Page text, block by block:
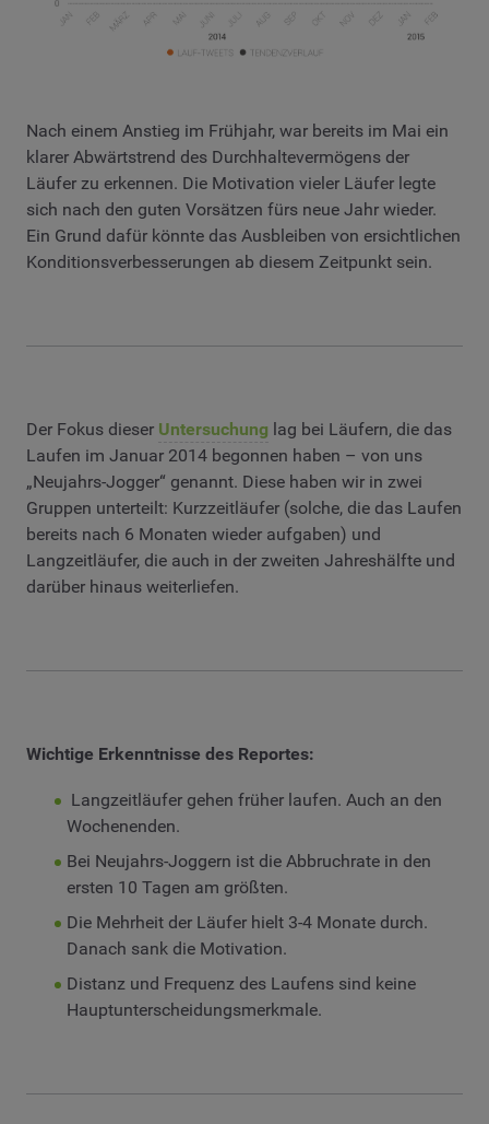
Nach einem Anstieg im Frühjahr, war bereits im Mai ein
klarer Abwärtstrend des Durchhaltevermögens der
Läufer zu erkennen. Die Motivation vieler Läufer legte
sich nach den guten Vorsätzen fürs neue Jahr wieder.
Ein Grund dafür könnte das Ausbleiben von ersichtlichen
Konditionsverbesserungen ab diesem Zeitpunkt sein.
Der Fokus dieser Untersuchung lag bei Läufern, die das
Laufen im Januar 2014 begonnen haben – von uns
„Neujahrs-Jogger“ genannt. Diese haben wir in zwei
Gruppen unterteilt: Kurzzeitläufer (solche, die das Laufen
bereits nach 6 Monaten wieder aufgaben) und
Langzeitläufer, die auch in der zweiten Jahreshälfte und
darüber hinaus weiterliefen.
Wichtige Erkenntnisse des Reportes:
Langzeitläufer gehen früher laufen. Auch an den
Wochenenden.
Bei Neujahrs-Joggern ist die Abbruchrate in den
ersten 10 Tagen am größten.
Die Mehrheit der Läufer hielt 3-4 Monate durch.
Danach sank die Motivation.
Distanz und Frequenz des Laufens sind keine
Hauptunterscheidungsmerkmale.